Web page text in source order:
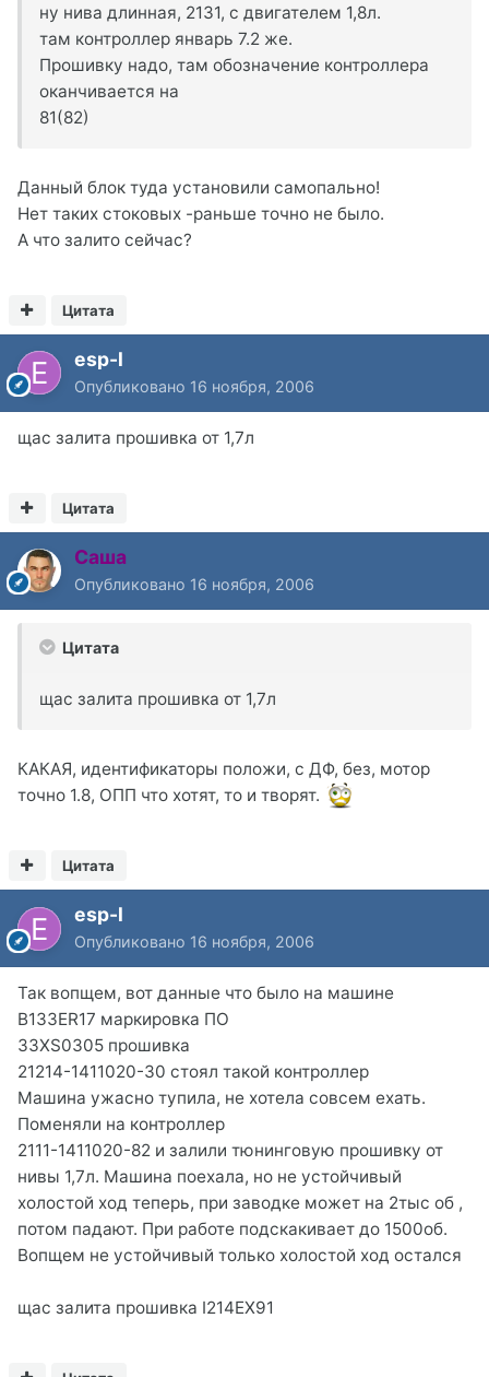
ну нива длинная, 2131, с двигателем 1,8л.
там контроллер январь 7.2 же.
Прошивку надо, там обозначение контроллера
оканчивается на
81(82)
Данный блок туда установили самопально!
Нет таких стоковых -раньше точно не было.
А что залито сейчас?
Цитата
esp-l
Опубликовано 16 ноября, 2006
щас залита прошивка от 1,7л
Цитата
Саша
Опубликовано 16 ноября, 2006
Цитата
щас залита прошивка от 1,7л
КАКАЯ, идентификаторы положи, с ДФ, без, мотор
точно 1.8, ОПП что хотят, то и творят.
Цитата
esp-l
Опубликовано 16 ноября, 2006
Так вопщем, вот данные что было на машине
B133ER17 маркировка ПО
33XS0305 прошивка
21214-1411020-30 стоял такой контроллер
Машина ужасно тупила, не хотела совсем ехать.
Поменяли на контроллер
2111-1411020-82 и залили тюнинговую прошивку от
нивы 1,7л. Машина поехала, но не устойчивый
холостой ход теперь, при заводке может на 2тыс об ,
потом падают. При работе подскакивает до 1500об.
Вопщем не устойчивый только холостой ход остался
щас залита прошивка I214EX91